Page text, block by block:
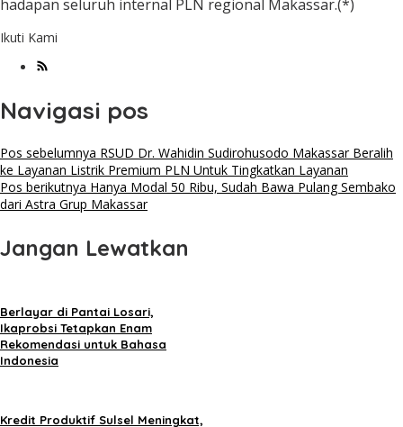
hadapan seluruh internal PLN regional Makassar.(*)
Ikuti Kami
Navigasi pos
Pos sebelumnya RSUD Dr. Wahidin Sudirohusodo Makassar Beralih
ke Layanan Listrik Premium PLN Untuk Tingkatkan Layanan
Pos berikutnya Hanya Modal 50 Ribu, Sudah Bawa Pulang Sembako
dari Astra Grup Makassar
Jangan Lewatkan
Berlayar di Pantai Losari,
Ikaprobsi Tetapkan Enam
Rekomendasi untuk Bahasa
Indonesia
Kredit Produktif Sulsel Meningkat,